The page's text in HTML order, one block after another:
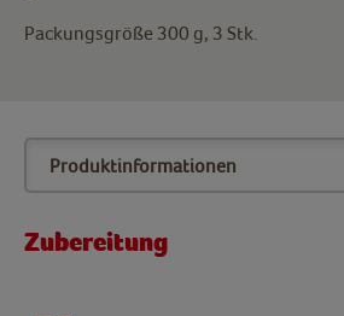
Packungsgröße 300 g, 3 Stk.
Zubereitung